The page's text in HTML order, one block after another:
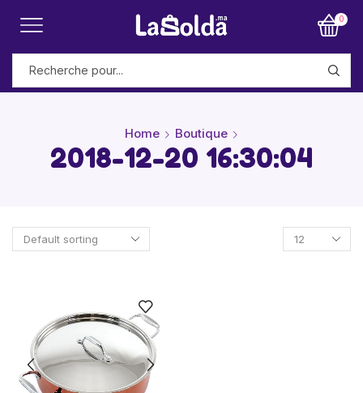
0
Home Boutique
2018-12-20 16:30:04